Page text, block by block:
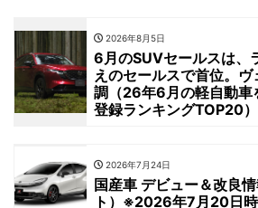
2026年8月5日
6月のSUVセールスは、
えのセールスで首位。
調（26年6月の軽自動車
登録ランキングTOP20）
2026年7月24日
国産車 デビュー＆改良
ト）※2026年7月20日